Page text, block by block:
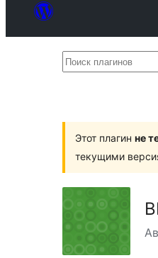
Поиск
Этот плагин не
текущими